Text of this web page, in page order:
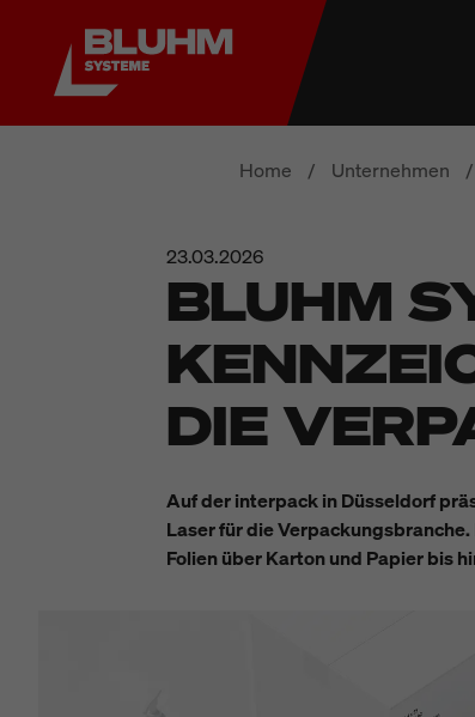
Home / Unternehmen /
23.03.2026
BLUHM
DIE
Auf der interpack in Düsseldorf
Laser für die
Folien über Karton und Papier bis